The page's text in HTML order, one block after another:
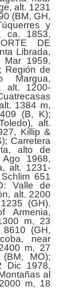
alt. 1231
(BM, GH,
y
ca. 1853,
DE
Librada,
Mar 1959,
Región de
Margua,
alt. 1200-
1384 m,
(B, K);
alt.
Killip &
Carretera
alto de
1968,
alt. 1231-
651
Valle de
alt. 2200
(GH).
Armenia,
m, 23
(GH,
near
m, 27
MO);
Dic 1978,
al
m, 18